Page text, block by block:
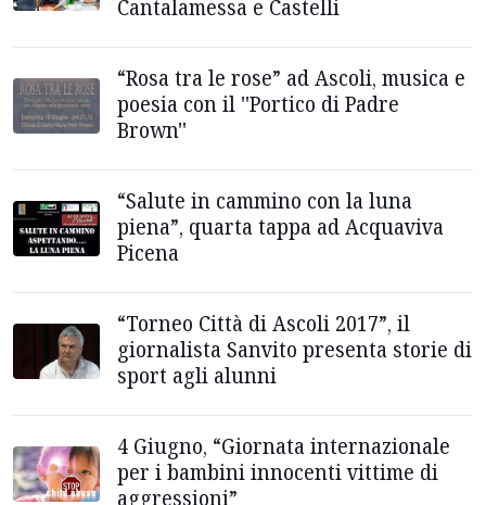
Cantalamessa e Castelli
“Rosa tra le rose” ad Ascoli, musica e
poesia con il ''Portico di Padre
Brown''
“Salute in cammino con la luna
piena”, quarta tappa ad Acquaviva
Picena
“Torneo Città di Ascoli 2017”, il
giornalista Sanvito presenta storie di
sport agli alunni
4 Giugno, “Giornata internazionale
per i bambini innocenti vittime di
aggressioni”